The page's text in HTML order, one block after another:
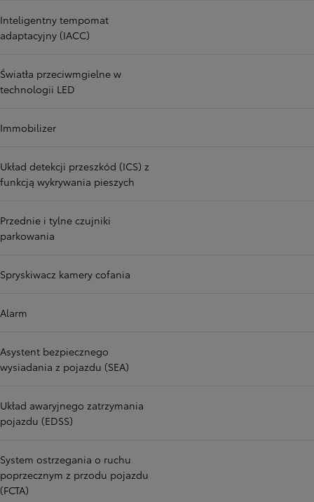
Inteligentny tempomat
adaptacyjny (IACC)
Światła przeciwmgielne w
technologii LED
Immobilizer
Układ detekcji przeszkód (ICS) z
funkcją wykrywania pieszych
Przednie i tylne czujniki
parkowania
Spryskiwacz kamery cofania
Alarm
Asystent bezpiecznego
wysiadania z pojazdu (SEA)
Układ awaryjnego zatrzymania
pojazdu (EDSS)
System ostrzegania o ruchu
poprzecznym z przodu pojazdu
(FCTA)